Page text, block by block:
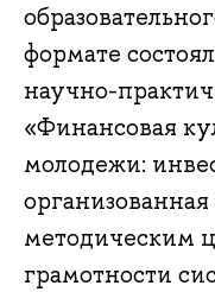
формате
научно-
«Финансовая
молодежи:
методическим
грамотности